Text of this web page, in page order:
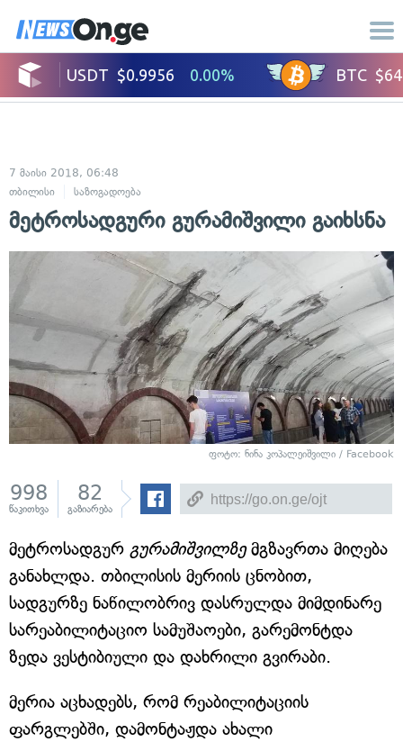
7 მაისი 2018, 06:48
თბილისი
საზოგადოება
მეტროსადგური გურამიშვილი გაიხსნა
ფოტო: ნინა კოპალეიშვილი / Facebook
998
წაკითხვა
82
გაზიარება
მეტროსადგურ გურამიშვილზემგზავრთა მიღება
განახლდა. თბილისის მერიის ცნობით,
სადგურზე ნაწილობრივ დასრულდა მიმდინარე
სარეაბილიტაციო სამუშაოები, გარემონტდა
ზედა ვესტიბიული და დახრილი გვირაბი.
მერია აცხადებს, რომ რეაბილიტაციის
ფარგლებში, დამონტაჟდა ახალი